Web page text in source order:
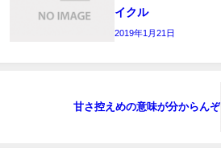
イクル
2019年1月21日
甘さ控えめの意味が分からんぞ